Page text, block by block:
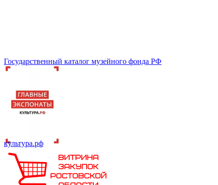
Государственный каталог музейного фонда РФ
культура.рф